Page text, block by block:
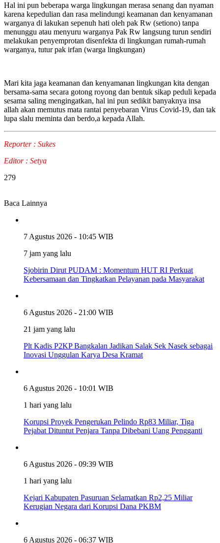
Hal ini pun beberapa warga lingkungan merasa senang dan nyaman
karena kepedulian dan rasa melindungi keamanan dan kenyamanan
warganya di lakukan sepenuh hati oleh pak Rw (setiono) tanpa
menunggu atau menyuru warganya Pak Rw langsung turun sendiri
melakukan penyemprotan disenfekta di lingkungan rumah-rumah
warganya, tutur pak irfan (warga lingkungan)
Mari kita jaga keamanan dan kenyamanan lingkungan kita dengan
bersama-sama secara gotong royong dan bentuk sikap peduli kepada
sesama saling mengingatkan, hal ini pun sedikit banyaknya insa
allah akan memutus mata rantai penyebaran Virus Covid-19, dan tak
lupa slalu meminta dan berdo,a kepada Allah.
Reporter : Sukes
Editor : Setya
279
Baca Lainnya
7 Agustus 2026 - 10:45 WIB
7 jam yang lalu
Sjobirin Dirut PUDAM : Momentum HUT RI Perkuat
Kebersamaan dan Tingkatkan Pelayanan pada Masyarakat
6 Agustus 2026 - 21:00 WIB
21 jam yang lalu
Plt Kadis P2KP Bangkalan Jadikan Salak Sek Nasek sebagai
Inovasi Unggulan Karya Desa Kramat
6 Agustus 2026 - 10:01 WIB
1 hari yang lalu
Korupsi Proyek Pengerukan Pelindo Rp83 Miliar, Tiga
Pejabat Dituntut Penjara Tanpa Dibebani Uang Pengganti
6 Agustus 2026 - 09:39 WIB
1 hari yang lalu
Kejari Kabupaten Pasuruan Selamatkan Rp2,25 Miliar
Kerugian Negara dari Korupsi Dana PKBM
6 Agustus 2026 - 06:37 WIB